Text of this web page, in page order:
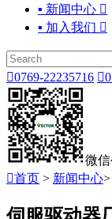
▪ 新闻中心 
▪ 加入我们 
0769-22235716 
微
首页 > 新闻中心>